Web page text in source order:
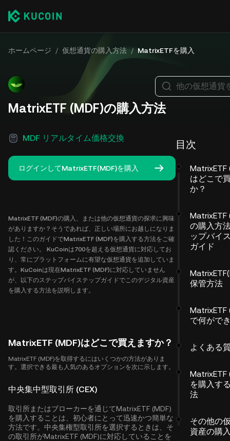
ホームページ / 仮想通貨の購入方法 / MatrixETFを購入
MatrixETF (MDF)の購入方法
MDF リアルタイム価格交換
ログインしてMatrixETF(MDF)を購入
MatrixETF (MDF)の購入、または他の仮想通貨の探求に興味
がありますか？そうであれば、正しい場所にお越しになりま
した！このガイドでMatrixETF (MDF)を購入する方法をご確
認ください。 KuCoinは700を超える仮想通貨に対応してお
り、常にプラットフォームに有望な仮想通貨を追加していま
す。KuCoinは現在MatrixETF (MDF)に対応していません
が、以下のステップバイステップガイドでこのデジタル資産
を購入する方法を説明します。
MatrixETF (MDF)はどこで買えますか？
MatrixETF (MDF)を取得するにはいくつかの方法がありま
す。選択できる最も人気のあるオプションを次に示します。
中央集中型取引所 (CEX)
取引所またはブローカーを通じてMatrixETF (MDF)
を購入することは、初心者にとって迅速かつ簡単な
方法です。中央集権型取引所を選択するときは、そ
の取引所がMatrixETF (MDF)に対応していることを
他の仮想通貨
目次
MatrixETF
はどこで
か？
MatrixETF
の購入方
ップバイ
ガイド
保管方法
MatrixETF
で何がで
よくある
MatrixETF
を購入す
法
その他の
資産の購